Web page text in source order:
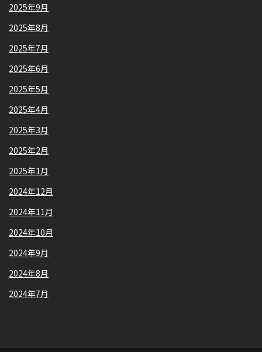
2025年9月
2025年8月
2025年7月
2025年6月
2025年5月
2025年4月
2025年3月
2025年2月
2025年1月
2024年12月
2024年11月
2024年10月
2024年9月
2024年8月
2024年7月